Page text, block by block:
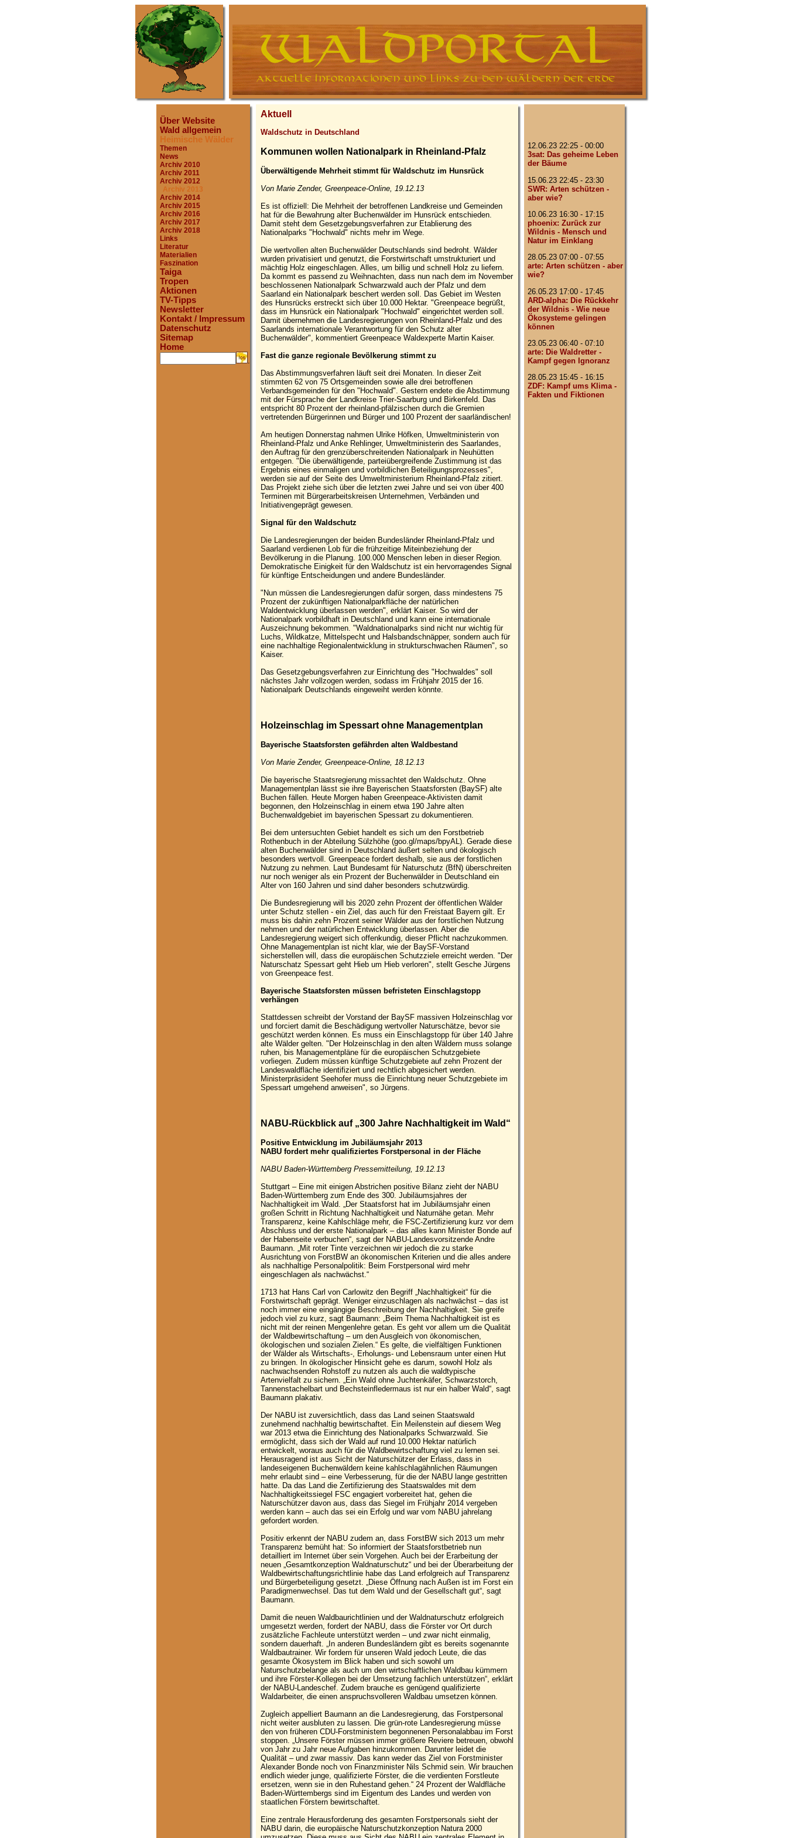
Über Website
Wald allgemein
Heimische Wälder
Themen
News
Archiv 2010
Archiv 2011
Archiv 2012
Archiv 2013
Archiv 2014
Archiv 2015
Archiv 2016
Archiv 2017
Archiv 2018
Links
Literatur
Materialien
Faszination
Taiga
Tropen
Aktionen
TV-Tipps
Newsletter
Kontakt / Impressum
Datenschutz
Sitemap
Home
.
Aktuell
Waldschutz in Deutschland
Kommunen wollen Nationalpark in Rheinland-Pfalz
Überwältigende Mehrheit stimmt für Waldschutz im Hunsrück
Von Marie Zender, Greenpeace-Online, 19.12.13
Es ist offiziell: Die Mehrheit der betroffenen Landkreise und Gemeinden
hat für die Bewahrung alter Buchenwälder im Hunsrück entschieden.
Damit steht dem Gesetzgebungsverfahren zur Etablierung des
Nationalparks "Hochwald" nichts mehr im Wege.
Die wertvollen alten Buchenwälder Deutschlands sind bedroht. Wälder
wurden privatisiert und genutzt, die Forstwirtschaft umstrukturiert und
mächtig Holz eingeschlagen. Alles, um billig und schnell Holz zu liefern.
Da kommt es passend zu Weihnachten, dass nun nach dem im November
beschlossenen Nationalpark Schwarzwald auch der Pfalz und dem
Saarland ein Nationalpark beschert werden soll. Das Gebiet im Westen
des Hunsrücks erstreckt sich über 10.000 Hektar. "Greenpeace begrüßt,
dass im Hunsrück ein Nationalpark "Hochwald" eingerichtet werden soll.
Damit übernehmen die Landesregierungen von Rheinland-Pfalz und des
Saarlands internationale Verantwortung für den Schutz alter
Buchenwälder", kommentiert Greenpeace Waldexperte Martin Kaiser.
Fast die ganze regionale Bevölkerung stimmt zu
Das Abstimmungsverfahren läuft seit drei Monaten. In dieser Zeit
stimmten 62 von 75 Ortsgemeinden sowie alle drei betroffenen
Verbandsgemeinden für den "Hochwald". Gestern endete die Abstimmung
mit der Fürsprache der Landkreise Trier-Saarburg und Birkenfeld. Das
entspricht 80 Prozent der rheinland-pfälzischen durch die Gremien
vertretenden Bürgerinnen und Bürger und 100 Prozent der saarländischen!
Am heutigen Donnerstag nahmen Ulrike Höfken, Umweltministerin von
Rheinland-Pfalz und Anke Rehlinger, Umweltministerin des Saarlandes,
den Auftrag für den grenzüberschreitenden Nationalpark in Neuhütten
entgegen. "Die überwältigende, parteiübergreifende Zustimmung ist das
Ergebnis eines einmaligen und vorbildlichen Beteiligungsprozesses",
werden sie auf der Seite des Umweltministerium Rheinland-Pfalz zitiert.
Das Projekt ziehe sich über die letzten zwei Jahre und sei von über 400
Terminen mit Bürgerarbeitskreisen Unternehmen, Verbänden und
Initiativengeprägt gewesen.
Signal für den Waldschutz
Die Landesregierungen der beiden Bundesländer Rheinland-Pfalz und
Saarland verdienen Lob für die frühzeitige Miteinbeziehung der
Bevölkerung in die Planung. 100.000 Menschen leben in dieser Region.
Demokratische Einigkeit für den Waldschutz ist ein hervorragendes Signal
für künftige Entscheidungen und andere Bundesländer.
"Nun müssen die Landesregierungen dafür sorgen, dass mindestens 75
Prozent der zukünftigen Nationalparkfläche der natürlichen
Waldentwicklung überlassen werden", erklärt Kaiser. So wird der
Nationalpark vorbildhaft in Deutschland und kann eine internationale
Auszeichnung bekommen. "Waldnationalparks sind nicht nur wichtig für
Luchs, Wildkatze, Mittelspecht und Halsbandschnäpper, sondern auch für
eine nachhaltige Regionalentwicklung in strukturschwachen Räumen", so
Kaiser.
Das Gesetzgebungsverfahren zur Einrichtung des "Hochwaldes" soll
nächstes Jahr vollzogen werden, sodass im Frühjahr 2015 der 16.
Nationalpark Deutschlands eingeweiht werden könnte.
Holzeinschlag im Spessart ohne Managementplan
Bayerische Staatsforsten gefährden alten Waldbestand
Von Marie Zender, Greenpeace-Online, 18.12.13
Die bayerische Staatsregierung missachtet den Waldschutz. Ohne
Managementplan lässt sie ihre Bayerischen Staatsforsten (BaySF) alte
Buchen fällen. Heute Morgen haben Greenpeace-Aktivisten damit
begonnen, den Holzeinschlag in einem etwa 190 Jahre alten
Buchenwaldgebiet im bayerischen Spessart zu dokumentieren.
Bei dem untersuchten Gebiet handelt es sich um den Forstbetrieb
Rothenbuch in der Abteilung Sülzhöhe (goo.gl/maps/bpyAL). Gerade diese
alten Buchenwälder sind in Deutschland äußert selten und ökologisch
besonders wertvoll. Greenpeace fordert deshalb, sie aus der forstlichen
Nutzung zu nehmen. Laut Bundesamt für Naturschutz (BfN) überschreiten
nur noch weniger als ein Prozent der Buchenwälder in Deutschland ein
Alter von 160 Jahren und sind daher besonders schutzwürdig.
Die Bundesregierung will bis 2020 zehn Prozent der öffentlichen Wälder
unter Schutz stellen - ein Ziel, das auch für den Freistaat Bayern gilt. Er
muss bis dahin zehn Prozent seiner Wälder aus der forstlichen Nutzung
nehmen und der natürlichen Entwicklung überlassen. Aber die
Landesregierung weigert sich offenkundig, dieser Pflicht nachzukommen.
Ohne Managementplan ist nicht klar, wie der BaySF-Vorstand
sicherstellen will, dass die europäischen Schutzziele erreicht werden. "Der
Naturschatz Spessart geht Hieb um Hieb verloren", stellt Gesche Jürgens
von Greenpeace fest.
Bayerische Staatsforsten müssen befristeten Einschlagstopp
verhängen
Stattdessen schreibt der Vorstand der BaySF massiven Holzeinschlag vor
und forciert damit die Beschädigung wertvoller Naturschätze, bevor sie
geschützt werden können. Es muss ein Einschlagstopp für über 140 Jahre
alte Wälder gelten. "Der Holzeinschlag in den alten Wäldern muss solange
ruhen, bis Managementpläne für die europäischen Schutzgebiete
vorliegen. Zudem müssen künftige Schutzgebiete auf zehn Prozent der
Landeswaldfläche identifiziert und rechtlich abgesichert werden.
Ministerpräsident Seehofer muss die Einrichtung neuer Schutzgebiete im
Spessart umgehend anweisen", so Jürgens.
NABU-Rückblick auf „300 Jahre Nachhaltigkeit im Wald“
Positive Entwicklung im Jubiläumsjahr 2013
NABU fordert mehr qualifiziertes Forstpersonal in der Fläche
NABU Baden-Württemberg Pressemitteilung, 19.12.13
Stuttgart – Eine mit einigen Abstrichen positive Bilanz zieht der NABU
Baden-Württemberg zum Ende des 300. Jubiläumsjahres der
Nachhaltigkeit im Wald. „Der Staatsforst hat im Jubiläumsjahr einen
großen Schritt in Richtung Nachhaltigkeit und Naturnähe getan. Mehr
Transparenz, keine Kahlschläge mehr, die FSC-Zertifizierung kurz vor dem
Abschluss und der erste Nationalpark – das alles kann Minister Bonde auf
der Habenseite verbuchen“, sagt der NABU-Landesvorsitzende Andre
Baumann. „Mit roter Tinte verzeichnen wir jedoch die zu starke
Ausrichtung von ForstBW an ökonomischen Kriterien und die alles andere
als nachhaltige Personalpolitik: Beim Forstpersonal wird mehr
eingeschlagen als nachwächst.“
1713 hat Hans Carl von Carlowitz den Begriff „Nachhaltigkeit“ für die
Forstwirtschaft geprägt. Weniger einzuschlagen als nachwächst – das ist
noch immer eine eingängige Beschreibung der Nachhaltigkeit. Sie greife
jedoch viel zu kurz, sagt Baumann: „Beim Thema Nachhaltigkeit ist es
nicht mit der reinen Mengenlehre getan. Es geht vor allem um die Qualität
der Waldbewirtschaftung – um den Ausgleich von ökonomischen,
ökologischen und sozialen Zielen.“ Es gelte, die vielfältigen Funktionen
der Wälder als Wirtschafts-, Erholungs- und Lebensraum unter einen Hut
zu bringen. In ökologischer Hinsicht gehe es darum, sowohl Holz als
nachwachsenden Rohstoff zu nutzen als auch die waldtypische
Artenvielfalt zu sichern. „Ein Wald ohne Juchtenkäfer, Schwarzstorch,
Tannenstachelbart und Bechsteinfledermaus ist nur ein halber Wald“, sagt
Baumann plakativ.
Der NABU ist zuversichtlich, dass das Land seinen Staatswald
zunehmend nachhaltig bewirtschaftet. Ein Meilenstein auf diesem Weg
war 2013 etwa die Einrichtung des Nationalparks Schwarzwald. Sie
ermöglicht, dass sich der Wald auf rund 10.000 Hektar natürlich
entwickelt, woraus auch für die Waldbewirtschaftung viel zu lernen sei.
Herausragend ist aus Sicht der Naturschützer der Erlass, dass in
landeseigenen Buchenwäldern keine kahlschlagähnlichen Räumungen
mehr erlaubt sind – eine Verbesserung, für die der NABU lange gestritten
hatte. Da das Land die Zertifizierung des Staatswaldes mit dem
Nachhaltigkeitssiegel FSC engagiert vorbereitet hat, gehen die
Naturschützer davon aus, dass das Siegel im Frühjahr 2014 vergeben
werden kann – auch das sei ein Erfolg und war vom NABU jahrelang
gefordert worden.
Positiv erkennt der NABU zudem an, dass ForstBW sich 2013 um mehr
Transparenz bemüht hat: So informiert der Staatsforstbetrieb nun
detailliert im Internet über sein Vorgehen. Auch bei der Erarbeitung der
neuen „Gesamtkonzeption Waldnaturschutz“ und bei der Überarbeitung der
Waldbewirtschaftungsrichtlinie habe das Land erfolgreich auf Transparenz
und Bürgerbeteiligung gesetzt. „Diese Öffnung nach Außen ist im Forst ein
Paradigmenwechsel. Das tut dem Wald und der Gesellschaft gut“, sagt
Baumann.
Damit die neuen Waldbaurichtlinien und der Waldnaturschutz erfolgreich
umgesetzt werden, fordert der NABU, dass die Förster vor Ort durch
zusätzliche Fachleute unterstützt werden – und zwar nicht einmalig,
sondern dauerhaft. „In anderen Bundesländern gibt es bereits sogenannte
Waldbautrainer. Wir fordern für unseren Wald jedoch Leute, die das
gesamte Ökosystem im Blick haben und sich sowohl um
Naturschutzbelange als auch um den wirtschaftlichen Waldbau kümmern
und ihre Förster-Kollegen bei der Umsetzung fachlich unterstützen“, erklärt
der NABU-Landeschef. Zudem brauche es genügend qualifizierte
Waldarbeiter, die einen anspruchsvolleren Waldbau umsetzen können.
Zugleich appelliert Baumann an die Landesregierung, das Forstpersonal
nicht weiter ausbluten zu lassen. Die grün-rote Landesregierung müsse
den von früheren CDU-Forstministern begonnenen Personalabbau im Forst
stoppen. „Unsere Förster müssen immer größere Reviere betreuen, obwohl
von Jahr zu Jahr neue Aufgaben hinzukommen. Darunter leidet die
Qualität – und zwar massiv. Das kann weder das Ziel von Forstminister
Alexander Bonde noch von Finanzminister Nils Schmid sein. Wir brauchen
endlich wieder junge, qualifizierte Förster, die die verdienten Forstleute
ersetzen, wenn sie in den Ruhestand gehen.“ 24 Prozent der Waldfläche
Baden-Württembergs sind im Eigentum des Landes und werden von
staatlichen Förstern bewirtschaftet.
Eine zentrale Herausforderung des gesamten Forstpersonals sieht der
NABU darin, die europäische Naturschutzkonzeption Natura 2000
12.06.23 22:25 - 00:00
3sat: Das geheime Leben
der Bäume
15.06.23 22:45 - 23:30
SWR: Arten schützen -
aber wie?
10.06.23 16:30 - 17:15
phoenix: Zurück zur
Wildnis - Mensch und
Natur im Einklang
28.05.23 07:00 - 07:55
arte: Arten schützen - aber
wie?
26.05.23 17:00 - 17:45
ARD-alpha: Die Rückkehr
der Wildnis - Wie neue
Ökosysteme gelingen
können
23.05.23 06:40 - 07:10
arte: Die Waldretter -
Kampf gegen Ignoranz
28.05.23 15:45 - 16:15
ZDF: Kampf ums Klima -
Fakten und Fiktionen